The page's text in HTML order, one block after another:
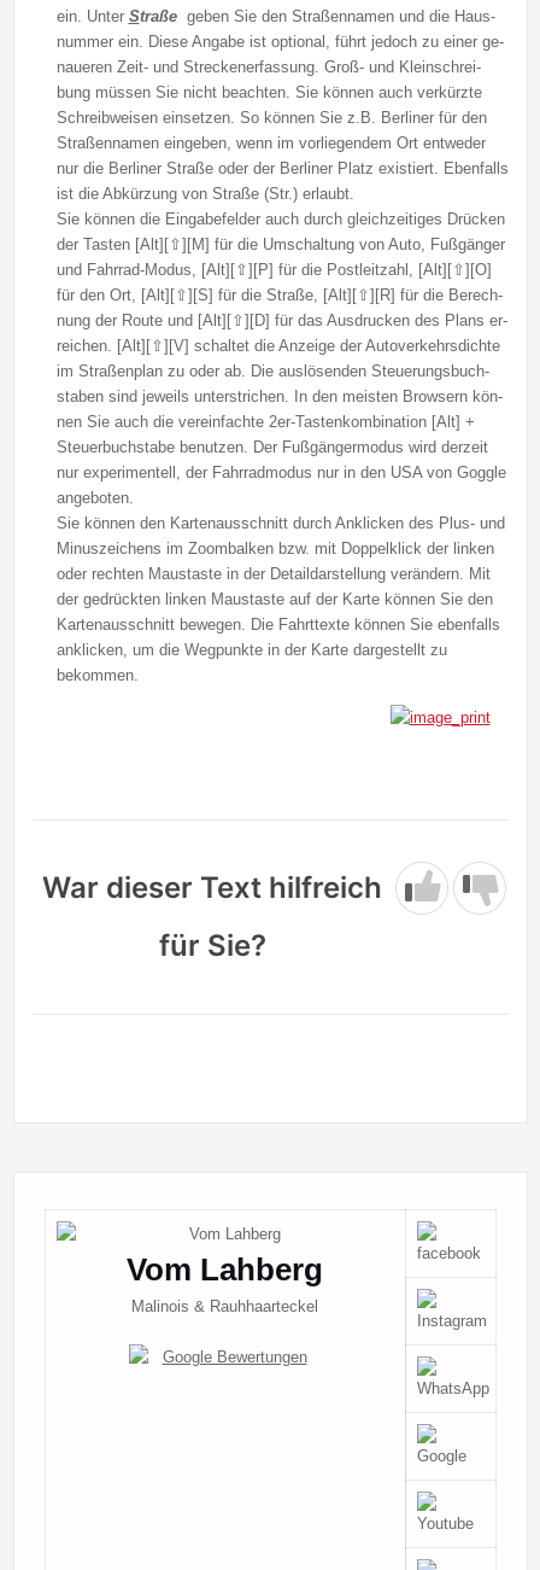
ein. Un­ter Straße ge­ben Sie den Straßen­na­men und die Haus­
num­mer ein. Die­se An­ga­be ist op­tio­nal, führt je­doch zu einer ge­
naue­ren Zeit- und Strecken­erfas­sung. Groß- und Klein­schrei­
bung müs­sen Sie nicht be­ach­ten. Sie kön­nen auch ver­kürz­te
Schreib­wei­sen ein­set­zen. So kön­nen Sie z.B. Berliner für den
Straßen­na­men ein­ge­ben, wenn im vor­lie­gen­dem Ort ent­we­der
nur die Berliner Straße oder der Berliner Platz exi­stiert. Eben­falls
ist die Ab­kür­zung von Straße (Str.) er­laubt.
Sie können die Ein­ga­be­fel­der auch durch gleich­zei­ti­ges Drücken
der Ta­sten [Alt][⇧][M] für die Um­schal­tung von Auto, Fuß­gän­ger
und Fahr­rad-Mo­dus, [Alt][⇧][P] für die Post­leit­zahl, [Alt][⇧][O]
für den Ort, [Alt][⇧][S] für die Straße, [Alt][⇧][R] für die Be­rech­
nung der Rou­te und [Alt][⇧][D] für das Aus­drucken des Plans er­
rei­chen. [Alt][⇧][V] schal­tet die An­zei­ge der Auto­ver­kehrs­dich­te
im Straßen­plan zu oder ab. Die aus­lö­sen­den Steue­rungs­buch­
sta­ben sind je­weils un­ter­stri­chen. In den mei­sten Brow­sern kön­
nen Sie auch die ver­ein­fach­te 2er-Ta­sten­kom­bi­na­tion [Alt] +
Steu­er­buch­sta­be be­nut­zen. Der Fuß­gän­ger­mo­dus wird der­zeit
nur ex­pe­ri­men­tell, der Fahr­rad­mo­dus nur in den USA von Goggle
an­ge­bo­ten.
Sie können den Kartenausschnitt durch Anklicken des Plus- und
Minuszeichens im Zoombalken bzw. mit Doppelklick der linken
oder rechten Maustaste in der Detaildarstellung verändern. Mit
der gedrückten linken Maustaste auf der Karte können Sie den
Kartenausschnitt bewegen. Die Fahrttexte können Sie ebenfalls
anklicken, um die Wegpunkte in der Karte dargestellt zu
bekommen.
War dieser Text hilfreich
für Sie?
Vom Lahberg
Malinois & Rauhhaarteckel